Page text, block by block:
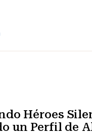
Héroes
un Perfil de